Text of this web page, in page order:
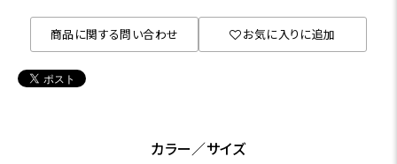
商品に関する問い合わせ お気に入りに追加
カラー／サイズ